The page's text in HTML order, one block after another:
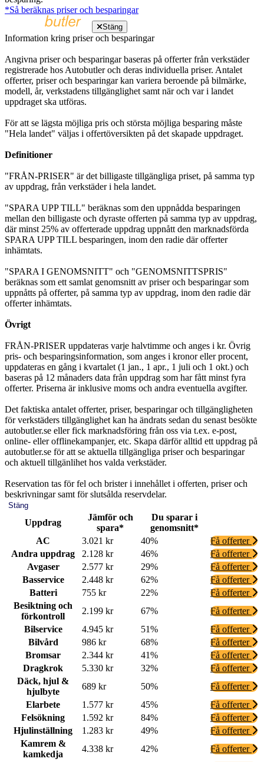
*Så beräknas priser och besparingar
Stäng
Information kring priser och besparingar
Angivna priser och besparingar baseras på offerter från verkstäder
registrerade hos Autobutler och deras individuella priser. Antalet
offerter, priser och besparingar kan variera beroende på bilmärke,
modell, år, verkstadens tillgänglighet samt när och var i landet
uppdraget ska utföras.
För att se lägsta möjliga pris och största möjliga besparing måste
"Hela landet" väljas i offertöversikten på det skapade uppdraget.
Definitioner
"FRÅN-PRISER" är det billigaste tillgängliga priset, på samma typ
av uppdrag, från verkstäder i hela landet.
"SPARA UPP TILL" beräknas som den uppnådda besparingen
mellan den billigaste och dyraste offerten på samma typ av uppdrag,
där minst 25% av offerterade uppdrag uppnått den marknadsförda
SPARA UPP TILL besparingen, inom den radie där offerter
inhämtats.
"SPARA I GENOMSNITT" och "GENOMSNITTSPRIS"
beräknas som ett samlat genomsnitt av priser och besparingar som
uppnåtts på offerter, på samma typ av uppdrag, inom den radie där
offerter inhämtats.
Övrigt
FRÅN-PRISER uppdateras varje halvtimme och anges i kr. Övrig
pris- och besparingsinformation, som anges i kronor eller procent,
uppdateras en gång i kvartalet (1 jan., 1 apr., 1 juli och 1 okt.) och
baseras på 12 månaders data från uppdrag som har fått minst fyra
offerter. Priserna är inklusive moms och andra eventuella avgifter.
Det faktiska antalet offerter, priser, besparingar och tillgängligheten
för verkstäders tillgänglighet kan ha ändrats sedan du senast besökte
autobutler.se eller fick marknadsföring från oss via t.ex. e-post,
online- eller offlinekampanjer, etc. Skapa därför alltid ett uppdrag på
autobutler.se för att se aktuella tillgängliga priser och besparingar
och aktuell tillgänlihet hos valda verkstäder.
Reservation tas för fel och brister i innehållet i offerten, priser och
beskrivningar samt för slutsålda reservdelar.
Stäng
Uppdrag
Jämför och
spara*
Du sparar i
genomsnitt*
AC
3.021 kr 40%
Få offerter
Andra uppdrag
2.128 kr 46%
Få offerter
Avgaser
2.577 kr 29%
Få offerter
Basservice
2.448 kr 62%
Få offerter
Batteri
755 kr 22%
Få offerter
Besiktning och
förkontroll
2.199 kr 67%
Få offerter
Bilservice
4.945 kr 51%
Få offerter
Bilvård
986 kr 68%
Få offerter
Bromsar
2.344 kr 41%
Få offerter
Dragkrok
5.330 kr 32%
Få offerter
Däck, hjul &
hjulbyte
689 kr 50%
Få offerter
Elarbete
1.577 kr 45%
Få offerter
Felsökning
1.592 kr 84%
Få offerter
Hjulinställning
1.283 kr 49%
Få offerter
Kamrem &
kamkedja
4.338 kr 42%
Få offerter